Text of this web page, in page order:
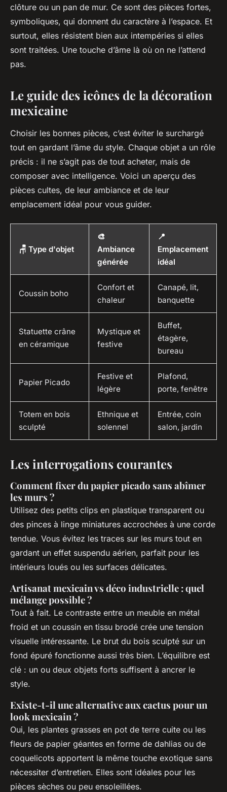
clôture ou un pan de mur. Ce sont des pièces fortes,
symboliques, qui donnent du caractère à l’espace. Et
surtout, elles résistent bien aux intempéries si elles
sont traitées. Une touche d’âme là où on ne l’attend
pas.
Le guide des icônes de la décoration
mexicaine
Choisir les bonnes pièces, c’est éviter le surchargé
tout en gardant l’âme du style. Chaque objet a un rôle
précis : il ne s’agit pas de tout acheter, mais de
composer avec intelligence. Voici un aperçu des
pièces cultes, de leur ambiance et de leur
emplacement idéal pour vous guider.
🪑 Type d'objet
🎨
Ambiance
générée
📍
Emplacement
idéal
Coussin boho
Confort et
chaleur
Canapé, lit,
banquette
Statuette crâne
en céramique
Mystique et
festive
Buffet,
étagère,
bureau
Papier Picado
Festive et
légère
Plafond,
porte, fenêtre
Totem en bois
sculpté
Ethnique et
solennel
Entrée, coin
salon, jardin
Les interrogations courantes
Comment fixer du papier picado sans abîmer
les murs ?
Utilisez des petits clips en plastique transparent ou
des pinces à linge miniatures accrochées à une corde
tendue. Vous évitez les traces sur les murs tout en
gardant un effet suspendu aérien, parfait pour les
intérieurs loués ou les surfaces délicates.
Artisanat mexicain vs déco industrielle : quel
mélange possible ?
Tout à fait. Le contraste entre un meuble en métal
froid et un coussin en tissu brodé crée une tension
visuelle intéressante. Le brut du bois sculpté sur un
fond épuré fonctionne aussi très bien. L’équilibre est
clé : un ou deux objets forts suffisent à ancrer le
style.
Existe-t-il une alternative aux cactus pour un
look mexicain ?
Oui, les plantes grasses en pot de terre cuite ou les
fleurs de papier géantes en forme de dahlias ou de
coquelicots apportent la même touche exotique sans
nécessiter d’entretien. Elles sont idéales pour les
pièces sèches ou peu ensoleillées.